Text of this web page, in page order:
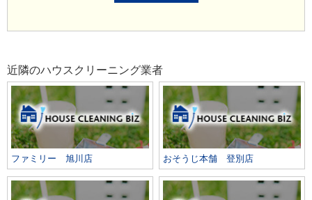
近隣のハウスクリーニング業者
ファミリー 旭川店 おそうじ本舗 登別店